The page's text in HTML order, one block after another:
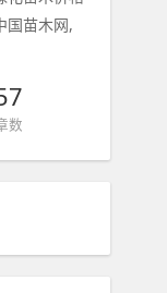
国苗木网,
数